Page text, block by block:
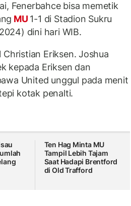
Fenerbahce bisa memetik
MU 1-1 di Stadion Sukru
dini hari WIB.
Eriksen. Joshua
kepada Eriksen dan
United unggul pada menit
kotak penalti.
Ten Hag Minta MU
Tampil Lebih Tajam
Saat Hadapi Brentford
di Old Trafford